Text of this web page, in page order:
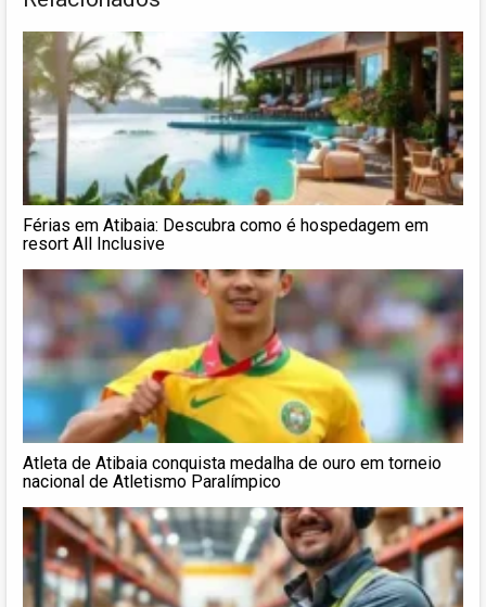
Férias em Atibaia: Descubra como é hospedagem em
resort All Inclusive
Atleta de Atibaia conquista medalha de ouro em torneio
nacional de Atletismo Paralímpico